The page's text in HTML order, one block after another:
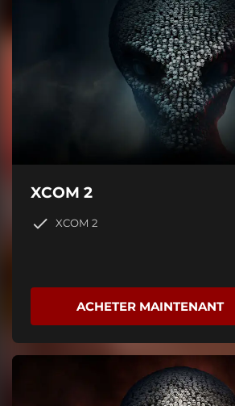
XCOM 2
XCOM 2
ACHETER MAINTENANT